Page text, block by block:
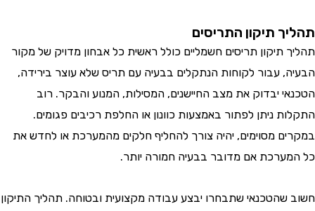
תיקון התריסים
תיקון תריסים חשמליים כולל ראשית כל אבחון מדויק של מקור
עבור לקוחות הנתקלים בבעיה עם תריס שלא עוצר בירידה,
יבדוק את מצב החיישנים, המסילות, המנוע והבקר. רוב
ניתן לפתור באמצעות כוונון או החלפת רכיבים פגומים.
מסוימים, יהיה צורך להחליף חלקים מהמערכת או לחדש את
אם מדובר בבעיה חמורה יותר.
שתבחרו יבצע עבודה מקצועית ובטוחה. תהליך התיקון